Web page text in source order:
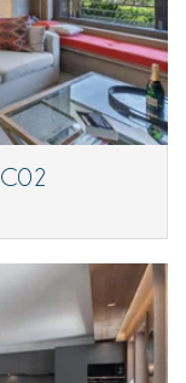
oder des
wird :
:
:30 %
Gesamtbetrages sind
verlangen..